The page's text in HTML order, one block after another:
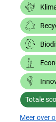
Totale
Meer over